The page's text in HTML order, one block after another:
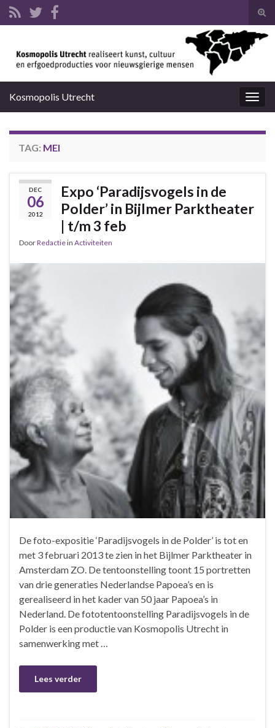
Kosmopolis Utrecht
TAG: MEI
DEC
06
2012
Expo ‘Paradijsvogels in de
Polder’ in Bijlmer Parktheater
| t/m 3 feb
DoorRedactiein Activiteiten
De foto-expositie ‘Paradijsvogels in de Polder’ is tot en
met 3 februari 2013 te zien in het Bijlmer Parktheater in
Amsterdam ZO. De tentoonstelling toont 15 portretten
van drie generaties Nederlandse Papoea’s en is
gerealiseerd in het kader van 50 jaar Papoea’s in
Nederland. De fototentoonstelling Paradijsvogels in de
Polder is een productie van Kosmopolis Utrecht in
samenwerking met …
Lees verder